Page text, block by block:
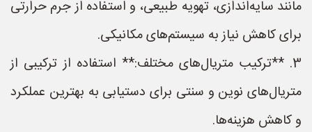
مانند سایه‌اندازی، تهویه طبیعی، و استفاده از جرم حرارتی
برای کاهش نیاز به سیستم‌های مکانیکی.
3. **ترکیب متریال‌های مختلف:** استفاده از ترکیبی از
متریال‌های نوین و سنتی برای دستیابی به بهترین عملکرد
و کاهش هزینه‌ها.